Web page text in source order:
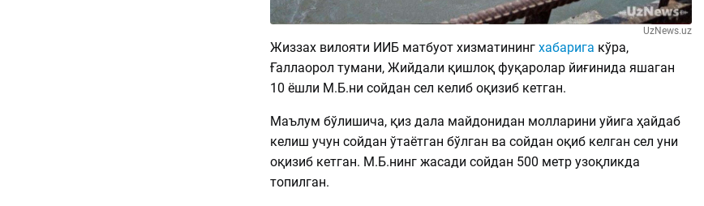
UzNews.uz
Жиззах вилояти ИИБ матбуот хизматининг хабарига кўра,
Ғаллаорол тумани, Жийдали қишлоқ фуқаролар йиғинида яшаган
10 ёшли М.Б.ни сойдан сел келиб оқизиб кетган.
Маълум бўлишича, қиз дала майдонидан молларини уйига ҳайдаб
келиш учун сойдан ўтаётган бўлган ва сойдан оқиб келган сел уни
оқизиб кетган. М.Б.нинг жасади сойдан 500 метр узоқликда
топилган.